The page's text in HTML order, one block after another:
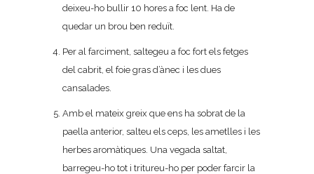
deixeu-ho bullir 10 hores a foc lent. Ha de
quedar un brou ben reduït.
Per al farciment, saltegeu a foc fort els fetges
del cabrit, el foie gras d’ànec i les dues
cansalades.
Amb el mateix greix que ens ha sobrat de la
paella anterior, salteu els ceps, les ametlles i les
herbes aromàtiques. Una vegada saltat,
barregeu-ho tot i tritureu-ho per poder farcir la